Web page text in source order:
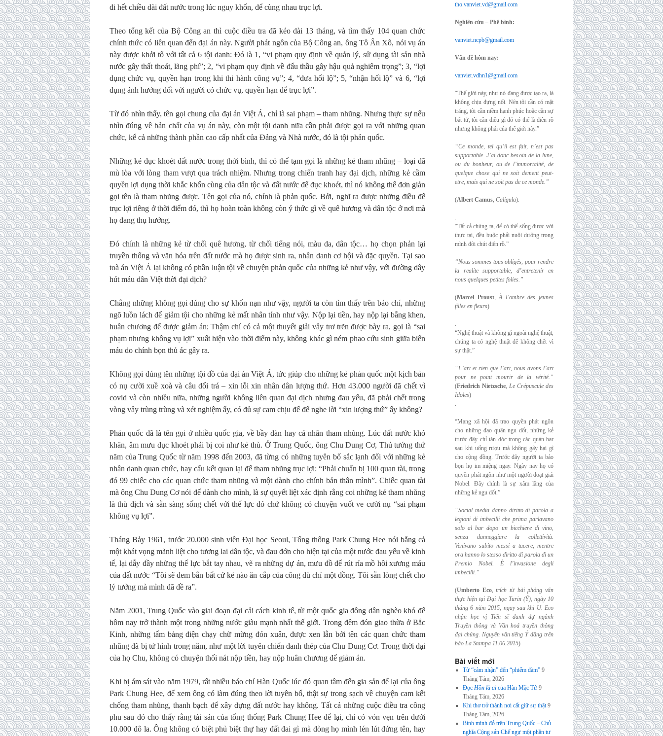
đi hết chiều dài đất nước trong lúc nguy khốn, để cùng nhau trục lợi.
Theo tổng kết của Bộ Công an thì cuộc điều tra đã kéo dài 13 tháng, và tìm thấy 104 quan chức
chính thức có liên quan đến đại án này. Người phát ngôn của Bộ Công an, ông Tô Ân Xô, nói vụ án
này được khởi tố với tất cả 6 tội danh: Đó là 1, “vi phạm quy định về quản lý, sử dụng tài sản nhà
nước gây thất thoát, lãng phí”; 2, “vi phạm quy định về đấu thầu gây hậu quả nghiêm trọng”; 3, “lợi
dụng chức vụ, quyền hạn trong khi thi hành công vụ”; 4, “đưa hối lộ”; 5, “nhận hối lộ” và 6, “lợi
dụng ảnh hưởng đối với người có chức vụ, quyền hạn để trục lợi”.
Từ đó nhìn thấy, tên gọi chung của đại án Việt Á, chỉ là sai phạm – tham nhũng. Nhưng thực sự nếu
nhìn đúng về bản chất của vụ án này, còn một tội danh nữa cần phải được gọi ra với những quan
chức, kể cả những thành phần cao cấp nhất của Đảng và Nhà nước, đó là tội phản quốc.
Những kẻ đục khoét đất nước trong thời bình, thì có thể tạm gọi là những kẻ tham nhũng – loại đã
mù lòa với lòng tham vượt qua trách nhiệm. Nhưng trong chiến tranh hay đại dịch, những kẻ cầm
quyền lợi dụng thời khắc khốn cùng của dân tộc và đất nước để đục khoét, thì nó không thể đơn giản
gọi tên là tham nhũng được. Tên gọi của nó, chính là phản quốc. Bởi, nghĩ ra được những điều để
trục lợi riêng ở thời điểm đó, thì họ hoàn toàn không còn ý thức gì về quê hương và dân tộc ở nơi mà
họ đang thụ hưởng.
Đó chính là những kẻ từ chối quê hương, từ chối tiếng nói, màu da, dân tộc… họ chọn phản lại
truyền thống và văn hóa trên đất nước mà họ được sinh ra, nhân danh cơ hội và đặc quyền. Tại sao
toà án Việt Á lại không có phần luận tội về chuyện phản quốc của những kẻ như vậy, với đường dây
hút máu dân Việt thời đại dịch?
Chẳng những không gọi đúng cho sự khốn nạn như vậy, người ta còn tìm thấy trên báo chí, những
ngõ luồn lách để giảm tội cho những kẻ mất nhân tính như vậy. Nộp lại tiền, hay nộp lại bằng khen,
huân chương để được giảm án; Thậm chí có cả một thuyết giải vây trơ trẽn được bày ra, gọi là “sai
phạm nhưng không vụ lợi” xuất hiện vào thời điểm này, không khác gì ném phao cứu sinh giữa biển
máu do chính bọn thủ ác gây ra.
Không gọi đúng tên những tội đồ của đại án Việt Á, tức giúp cho những kẻ phản quốc một kịch bản
có nụ cười xuề xoà và câu dối trá – xin lỗi xin nhân dân lượng thứ. Hơn 43.000 người đã chết vì
covid và còn nhiều nữa, những người không liên quan đại dịch nhưng đau yếu, đã phải chết trong
vòng vây trùng trùng và xét nghiệm ấy, có đủ sự cam chịu để để nghe lời “xin lượng thứ” ấy không?
Phản quốc đã là tên gọi ở nhiều quốc gia, về bầy đàn hay cá nhân tham nhũng. Lúc đất nước khó
khăn, âm mưu đục khoét phải bị coi như kẻ thù. Ở Trung Quốc, ông Chu Dung Cơ, Thủ tướng thứ
năm của Trung Quốc từ năm 1998 đến 2003, đã từng có những tuyên bố sắc lạnh đối với những kẻ
nhân danh quan chức, hay cấu kết quan lại để tham nhũng trục lợi: “Phải chuẩn bị 100 quan tài, trong
đó 99 chiếc cho các quan chức tham nhũng và một dành cho chính bản thân mình”. Chiếc quan tài
mà ông Chu Dung Cơ nói để dành cho mình, là sự quyết liệt xác định rằng coi những kẻ tham nhũng
là thù địch và sẵn sàng sống chết với thế lực đó chứ không có chuyện vuốt ve cười nụ “sai phạm
không vụ lợi”.
Tháng Bảy 1961, trước 20.000 sinh viên Đại học Seoul, Tổng thống Park Chung Hee nói bằng cả
một khát vọng mãnh liệt cho tương lai dân tộc, và đau đớn cho hiện tại của một nước đau yếu về kinh
tế, lại dẫy đầy những thế lực bắt tay nhau, vẽ ra những dự án, mưu đồ để rút rỉa mồ hôi xương máu
của đất nước “Tôi sẽ đem bắn bất cứ kẻ nào ăn cắp của công dù chỉ một đồng. Tôi sẵn lòng chết cho
lý tưởng mà mình đã đề ra”.
Năm 2001, Trung Quốc vào giai đoạn đại cải cách kinh tế, từ một quốc gia đông dân nghèo khó để
hôm nay trở thành một trong những nước giàu mạnh nhất thế giới. Trong đêm đón giao thừa ở Bắc
Kinh, những tấm bảng điện chạy chữ mừng đón xuân, được xen lẫn bởi tên các quan chức tham
nhũng đã bị tử hình trong năm, như một lời tuyên chiến đanh thép của Chu Dung Cơ. Trong thời đại
của họ Chu, không có chuyện thối nát nộp tiền, hay nộp huân chương để giảm án.
Khi bị ám sát vào năm 1979, rất nhiều báo chí Hàn Quốc lúc đó quan tâm đến gia sản để lại của ông
Park Chung Hee, để xem ông có làm đúng theo lời tuyên bố, thật sự trong sạch về chuyện cam kết
chống tham nhũng, thanh bạch để xây dựng đất nước hay không. Tất cả những cuộc điều tra công
phu sau đó cho thấy rằng tài sản của tổng thống Park Chung Hee để lại, chỉ có vỏn vẹn trên dưới
10.000 đô la. Ông không có biệt phủ biệt thự hay đất đai gì mà dòng họ mình lén lút đứng tên, hay
tho.vanviet.vd@gmail.com
Nghiên cứu – Phê bình:
vanviet.ncpb@gmail.com
Vấn đề hôm nay:
vanviet.vdhn1@gmail.com
“Thế giới này, như nó đang được tạo ra, là
không chịu đựng nổi. Nên tôi cần có mặt
trăng, tôi cần niềm hạnh phúc hoặc cần sự
bất tử, tôi cần điều gì đó có thể là điên rồ
nhưng không phải của thế giới này.”
“Ce monde, tel qu’il est fait, n’est pas
supportable. J’ai donc besoin de la lune,
ou du bonheur, ou de l’immortalité, de
quelque chose qui ne soit dement peut-
etre, mais qui ne soit pas de ce monde.”
(Albert Camus, Caligula).
.
“Tất cả chúng ta, để có thể sống được với
thực tại, đều buộc phải nuôi dưỡng trong
mình đôi chút điên rồ.”
“Nous sommes tous obligés, pour rendre
la realite supportable, d’entretenir en
nous quelques petites folies.”
(Marcel Proust,À l’ombre des jeunes
filles en fleurs)
.
“Nghệ thuật và không gì ngoài nghệ thuật,
chúng ta có nghệ thuật để không chết vì
sự thật.”
“L’art et rien que l’art, nous avons l’art
pour ne point mourir de la vérité.”
(Friedrich Nietzsche, Le Crépuscule des
Idoles)
.
“Mạng xã hội đã trao quyền phát ngôn
cho những đạo quân ngu dốt, những kẻ
trước đây chỉ tán dóc trong các quán bar
sau khi uống rượu mà không gây hại gì
cho cộng đồng. Trước đây người ta bảo
bọn họ im miệng ngay. Ngày nay họ có
quyền phát ngôn như một người đoạt giải
Nobel. Đây chính là sự xâm lăng của
những kẻ ngu dốt.”
“Social media danno diritto di parola a
legioni di imbecilli che prima parlavano
solo albar dopo un bicchiere di vino,
senza danneggiare la collettività.
Venivano subito messi a tacere, mentre
ora hanno lo stesso diritto di parola di un
Premio Nobel. È l’invasione degli
imbecilli.”
(Umberto Eco,trích từ bài phỏng vấn
thực hiện tại Đại học Turin (Ý), ngày 10
tháng 6 năm 2015, ngay sau khi U. Eco
nhận học vị Tiến sĩ danh dự ngành
Truyền thông và Văn hoá truyền thông
đại chúng. Nguyên văn tiếng Ý đăng trên
báo La Stampa 11.06.2015)
Bài viết mới
Từ “cảm nhận” đến “phiếm đàm” 9
Tháng Tám, 2026
Đọc Hồn là aicủa Hàn Mặc Tử 9
Tháng Tám, 2026
Khi thơ trở thành nơi cất giữ sự thật 9
Tháng Tám, 2026
Bình minh đỏ trên Trung Quốc – Chủ
nghĩa Cộng sản Chế ngự một phần tư